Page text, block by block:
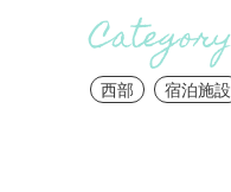
西部 宿泊施設